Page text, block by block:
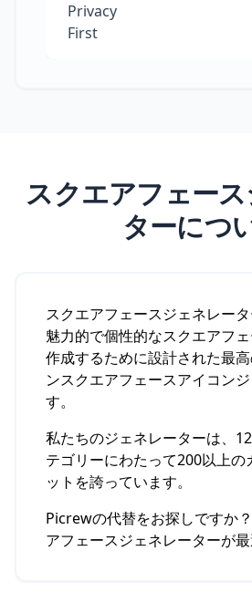
Privacy
First
スクエアフェー
ターにつ
スクエアフェースジェネレータ
魅力的で個性的なスクエアフ
作成するために設計された最
ンスクエアフェースアイコン
す。
私たちのジェネレーターは、
テゴリーにわたって200以上の
ットを誇っています。
Picrewの代替をお探しですか
アフェースジェネレーターが最